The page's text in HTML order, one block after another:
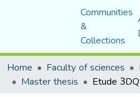
Communities
&
Collections
Home
Faculty of sciences
Master thesis